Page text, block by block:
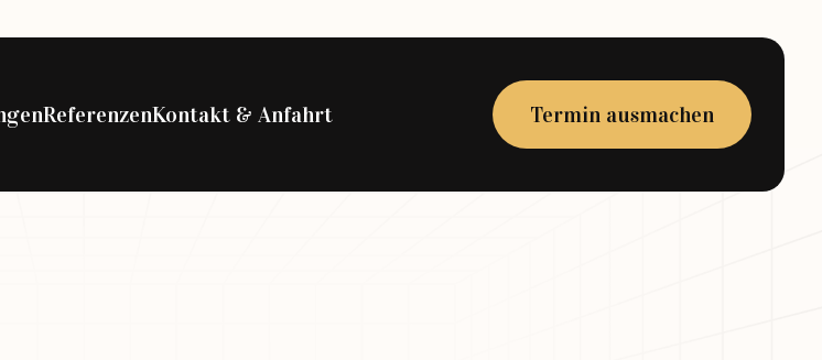
ReferenzenKontakt & Anfahrt Termin ausmachen